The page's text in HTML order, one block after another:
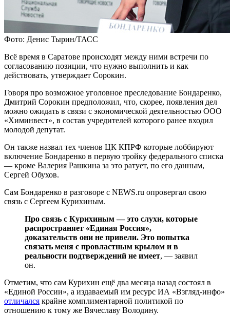
Фото: Денис Тырин/ТАСС
Всё время в Саратове происходят между ними встречи по
согласованию позиции, что нужно выполнить и как
действовать, утверждает Сорокин.
Говоря про возможное уголовное преследование Бондаренко,
Дмитрий Сорокин предположил, что, скорее, появления дел
можно ожидать в связи с экономической деятельностью ООО
«Химинвест», в состав учредителей которого ранее входил
молодой депутат.
Он также назвал тех членов ЦК КПРФ которые лоббируют
включение Бондаренко в первую тройку федерального списка
— кроме Валерия Рашкина за это ратует, по его данным,
Сергей Обухов.
Сам Бондаренко в разговоре с NEWS.ru опровергал свою
связь с Сергеем Курихиным.
Про связь с Курихиным — это слухи, которые
распространяет «Единая Россия»,
доказательств они не привели. Это попытка
связать меня с провластным крылом и в
реальности подтверждений не имеет, — заявил
он.
Отметим, что сам Курихин ещё два месяца назад состоял в
«Единой России», а издаваемый им ресурс ИА «Взгляд-инфо»
отличался крайне комплиментарной политикой по
отношению к тому же Вячеславу Володину.